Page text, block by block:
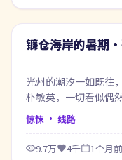
最新
镰仓海岸的暑期
光州的潮汐一如既往
朴敏英，一切看似偶
惊悚 · 线路
9.7万 4千 1个月前